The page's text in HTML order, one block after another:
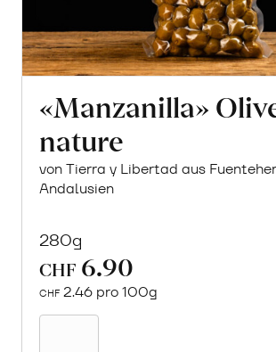
«Manzanilla»
nature
von Tierra y Libertad aus
Andalusien
280g
CHF 6.90
CHF 2.46 pro 100g